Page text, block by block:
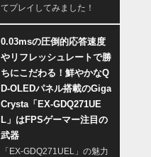
てプレイしてみました！
0.03msの圧倒的応答速度
やリフレッシュレートで勝
ちにこだわる！鮮やかなQ
D-OLEDパネル搭載のGiga
Crysta「EX-GDQ271UE
L」はFPSゲーマー注目の
武器
「EX-GDQ271UEL」の魅力